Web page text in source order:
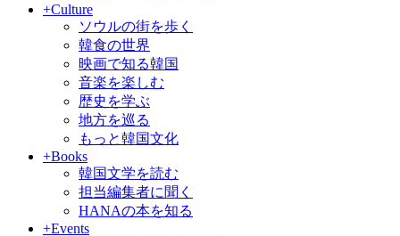
+Culture
ソウルの街を歩く
韓食の世界
映画で知る韓国
音楽を楽しむ
歴史を学ぶ
地方を巡る
もっと韓国文化
+Books
韓国文学を読む
担当編集者に聞く
HANAの本を知る
+Events